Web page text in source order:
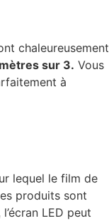
chaleureusement
sur 3. Vous
à
lequel le film de
produits sont
LED peut